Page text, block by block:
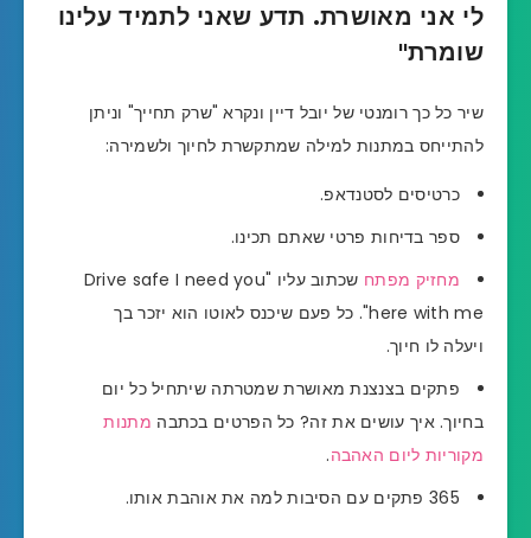
לי אני מאושרת. תדע שאני לתמיד עלינו
שומרת"
שיר כל כך רומנטי של יובל דיין ונקרא "שרק תחייך" וניתן
להתייחס במתנות למילה שמתקשרת לחיוך ולשמירה:
כרטיסים לסטנדאפ.
ספר בדיחות פרטי שאתם תכינו.
מחזיק מפתח
שכתוב עליו "Drive safe I need you
here with me". כל פעם שיכנס לאוטו הוא יזכר בך
ויעלה לו חיוך.
פתקים בצנצנת מאושרת שמטרתה שיתחיל כל יום
בחיוך. איך עושים את זה? כל הפרטים בכתבה מתנות
מקוריות ליום האהבה.
365 פתקים עם הסיבות למה את אוהבת אותו.